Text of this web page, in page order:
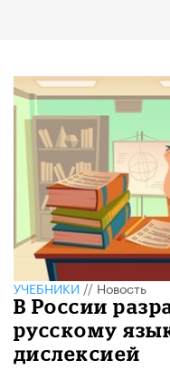
УЧЕБНИКИ//Новость
В России
русскому
дислексией